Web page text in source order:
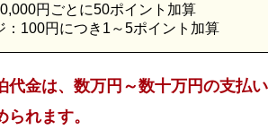
円ごとに50ポイント加算
：100円につき1～5ポイント加算
代金は、数万円～数十万円の支払
れます。